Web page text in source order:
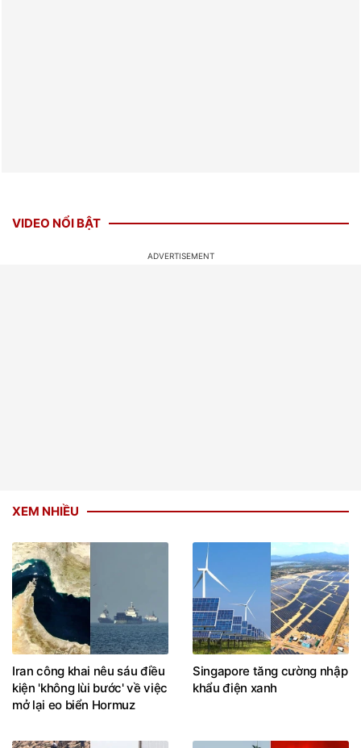
VIDEO NỔI BẬT
XEM NHIỀU
Iran công khai nêu sáu điều
kiện 'không lùi bước' về việc
mở lại eo biển Hormuz
Singapore tăng cường nhập
khẩu điện xanh